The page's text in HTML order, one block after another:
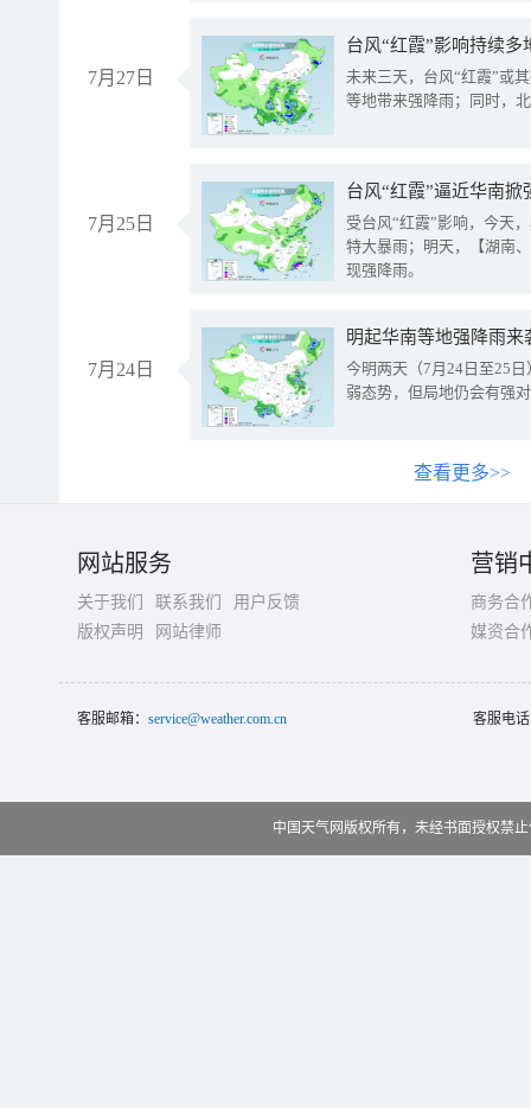
7月27日
台风“红霞”影响持续
未来三天，台风“红霞”或
等地带来强降雨；同时，
7月25日
台风“红霞”逼近华南
受台风“红霞”影响，今天
特大暴雨；明天，【湖南
现强降雨。
7月24日
明起华南等地强降雨
今明两天（7月24日至25
弱态势，但局地仍会有强
查看更多>>
网站服务
关于我们 联系我们
用户反馈
版权声明
网站律师
营销
商务合
媒资合
客服邮箱： service@weather.com.cn 客服电
中国天气网版权所有，未经书面授权